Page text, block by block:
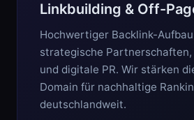
Linkbuilding & Off-
Hochwertiger Backlink-
strategische
und digitale PR. Wir stärken
Domain für nachhaltige
deutschlandweit.